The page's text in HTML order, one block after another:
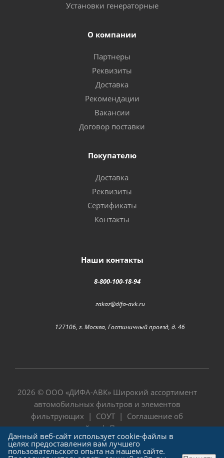
Установки генераторные
О компании
Партнеры
Реквизиты
Доставка
Рекомендации
Вакансии
Договор поставки
Покупателю
Доставка
Реквизиты
Сертификаты
Контакты
Наши контакты
8-800-100-18-94
zakaz@difa-avk.ru
127106, г. Москва, Гостиничный проезд, д. 4б
2026 © ООО «ДИФА-АВК» Широкий ассортимент
автомобильных фильтров и элементов
фильтрующих | СОУТ | Соглашение об
использовании сайта|Политика в отношении
обработки персональных данных
Данный веб-сайт использует cookie-файлы в
целях предоставления вам лучшего
пользовательского опыта на нашем сайте.